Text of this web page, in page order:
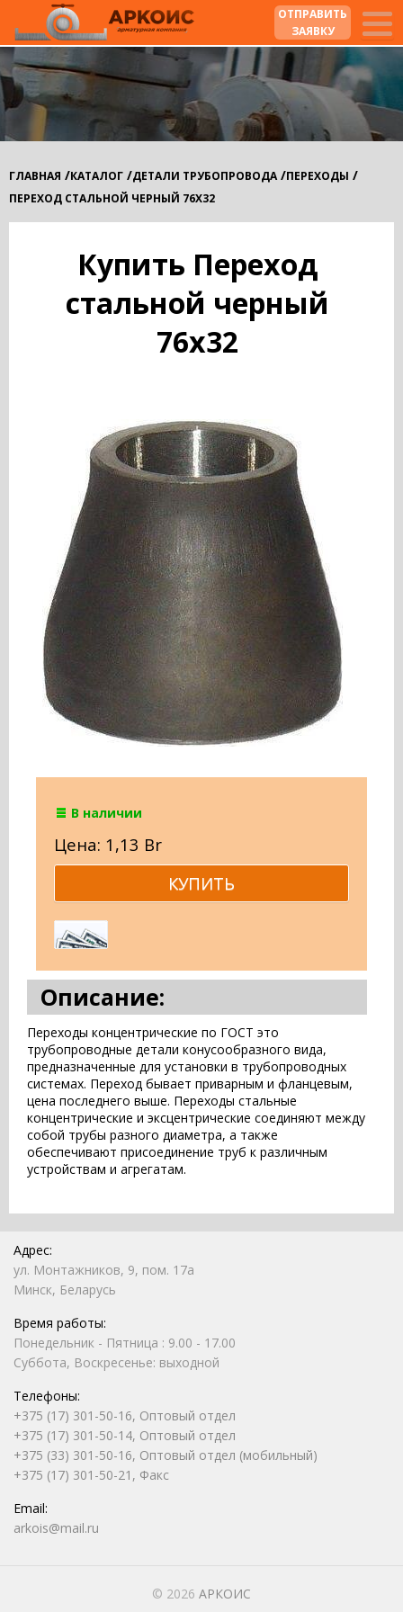
ОТПРАВИТЬ
ЗАЯВКУ
ГЛАВНАЯ /КАТАЛОГ /ДЕТАЛИ ТРУБОПРОВОДА/ПЕРЕХОДЫ /
ПЕРЕХОД СТАЛЬНОЙ ЧЕРНЫЙ 76Х32
Купить Переход
стальной черный
76х32
В наличии
Цена: 1,13 Br
Описание:
Переходы концентрические по ГОСТ это
трубопроводные детали конусообразного вида,
предназначенные для установки в трубопроводных
системах. Переход бывает приварным и фланцевым,
цена последнего выше. Переходы стальные
концентрические и эксцентрические соединяют между
собой трубы разного диаметра, а также
обеспечивают присоединение труб к различным
устройствам и агрегатам.
Адрес:
ул. Монтажников, 9, пом. 17а
Минск, Беларусь
Время работы:
Понедельник - Пятница : 9.00 - 17.00
Суббота, Воскресенье: выходной
Телефоны:
+375 (17) 301-50-16, Оптовый отдел
+375 (17) 301-50-14, Оптовый отдел
+375 (33) 301-50-16, Оптовый отдел (мобильный)
+375 (17) 301-50-21, Факс
Email:
arkois@mail.ru
© 2026 АРКОИС